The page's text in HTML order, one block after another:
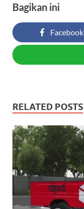
Bagikan ini
Facebook
RELATED POSTS